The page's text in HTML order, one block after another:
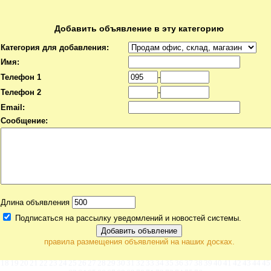
Добавить объявление в эту категорию
Категория для добавления:
Имя:
Телефон 1
-
Телефон 2
-
Email:
Сообщение:
Длина объявления
Подписаться на рассылку уведомлений и новостей системы.
правила размещения объявлений на наших досках.
18192021222324252627282930313233343536373839404142434445